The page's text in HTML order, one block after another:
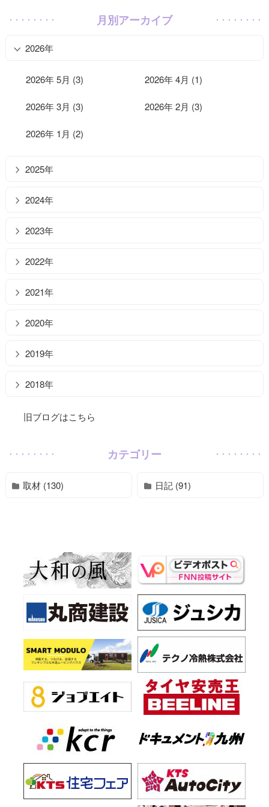
月別アーカイブ
2026年
2026年 5月 (3) 2026年 4月 (1)
2026年 3月 (3) 2026年 2月 (3)
2026年 1月 (2)
2025年
2024年
2023年
2022年
2021年
2020年
2019年
2018年
旧ブログはこちら
カテゴリー
取材 (130) 日記 (91)